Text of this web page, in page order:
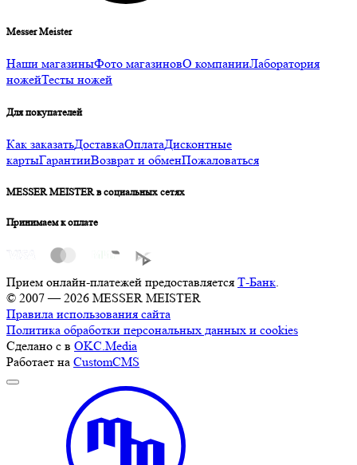
Messer Meister
Наши магазиныФото магазиновО компанииЛаборатория
ножейТесты ножей
Для покупателей
Как заказатьДоставкаОплатаДисконтные
картыГарантииВозврат и обменПожаловаться
MESSER MEISTER в социальных сетях
Принимаем к оплате
Прием онлайн-платежей предоставляется Т-Банк.
© 2007 — 2026 MESSER MEISTER
Правила использования сайта
Политика обработки персональных данных и cookies
Сделано с в OKC.Media
Работает на CustomCMS